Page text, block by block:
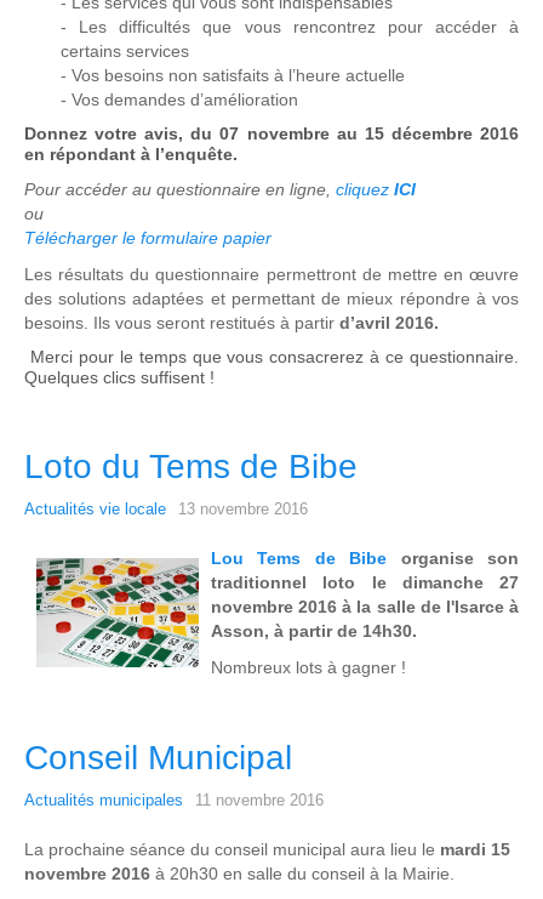
- Les difficultés que vous rencontrez pour accéder à
certains services
- Vos besoins non satisfaits à l’heure actuelle
- Vos demandes d’amélioration
Donnez votre avis, du 07 novembre au 15 décembre 2016
en répondant à l’enquête.
Pour accéder au questionnaire en ligne, cliquez ICI
ou
Télécharger le formulaire papier
Les résultats du questionnaire permettront de mettre en œuvre
des solutions adaptées et permettant de mieux répondre à vos
besoins. Ils vous seront restitués à partir d’avril 2016.
Merci pour le temps que vous consacrerez à ce questionnaire.
Quelques clics suffisent !
Loto du Tems de Bibe
Actualités vie locale 13 novembre 2016
Lou Tems de Bibe organise son
traditionnel loto le dimanche 27
novembre 2016 à la salle de l'Isarce à
Asson, à partir de 14h30.
Nombreux lots à gagner !
Conseil Municipal
Actualités municipales 11 novembre 2016
La prochaine séance du conseil municipal aura lieu le mardi 15
novembre 2016 à 20h30 en salle du conseil à la Mairie.